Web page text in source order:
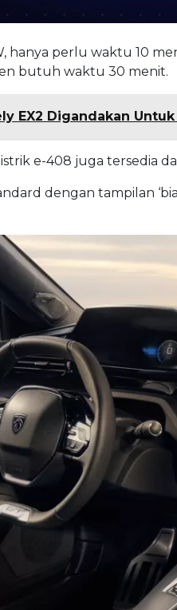
hanya perlu waktu 10
butuh waktu 30 menit.
EX2 Digandakan
e-408 juga tersedia
dengan tampilan